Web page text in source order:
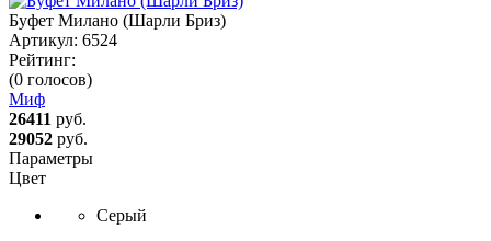
Буфет Милано (Шарли Бриз)
Артикул: 6524
Рейтинг:
(0 голосов)
Миф
26411 руб.
29052 руб.
Параметры
Цвет
Серый